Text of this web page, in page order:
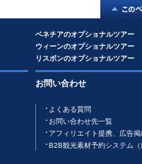
ベネチアのオプショナルツアー
ウィーンのオプショナルツアー
リスボンのオプショナルツアー
お問い合わせ
よくある質問
お問い合わせ先一覧
アフィリエイト提携、広告掲
B2B観光素材予約システム（